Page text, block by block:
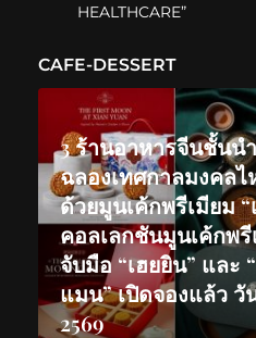
HEALTHCARE”
CAFE-DESSERT
3 ร้านอาหารจีนชั้นน
ฉลองเทศกาลมงคลไ
ด้วยมูนเค้กพรีเมียม
คอลเลกชันมูนเค้กพ
จับมือ “เฮยยิน” และ
แมน” เปิดจองแล้ว วั
2569